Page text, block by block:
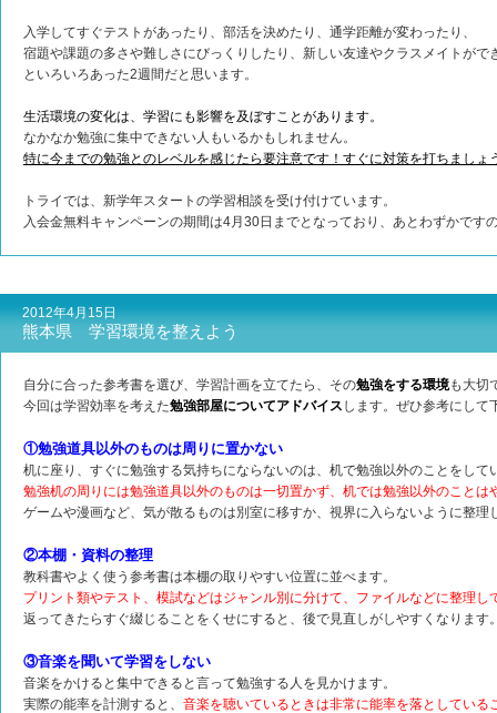
入学してすぐテストがあったり、部活を決めたり、通学距離が変わったり、
宿題や課題の多さや難しさにびっくりしたり、新しい友達やクラスメイトがで
といろいろあった2週間だと思います。
生活環境の変化は、学習にも影響を及ぼすことがあります。
なかなか勉強に集中できない人もいるかもしれません。
特に今までの勉強とのレベルを感じたら要注意です！すぐに対策を打ちましょ
トライでは、新学年スタートの学習相談を受け付けています。
入会金無料キャンペーンの期間は4月30日までとなっており、あとわずかです
2012年4月15日
熊本県 学習環境を整えよう
自分に合った参考書を選び、学習計画を立てたら、その勉強をする環境も大切
今回は学習効率を考えた勉強部屋についてアドバイス します。ぜひ参考にして
①勉強道具以外のものは周りに置かない
机に座り、すぐに勉強する気持ちにならないのは、机で勉強以外のことをして
勉強机の周りには勉強道具以外のものは一切置かず、机では勉強以外のことは
ゲームや漫画など、気が散るものは別室に移すか、視界に入らないように整理
②本棚・資料の整理
教科書やよく使う参考書は本棚の取りやすい位置に並べます。
プリント類やテスト、模試などはジャンル別に分けて、ファイルなどに整理し
返ってきたらすぐ綴じることをくせにすると、後で見直しがしやすくなります
③音楽を聞いて学習をしない
音楽をかけると集中できると言って勉強する人を見かけます。
実際の能率を計測すると、 音楽を聴いているときは非常に能率を落としている